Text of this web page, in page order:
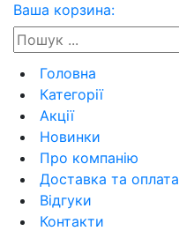
Ваша корзина:
Головна
Категорії
Акції
Новинки
Про компанію
Доставка та оплата
Відгуки
Контакти